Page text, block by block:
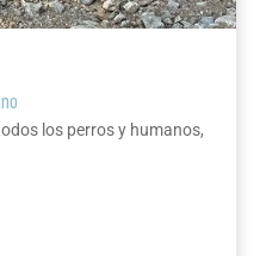
los perros y humanos,